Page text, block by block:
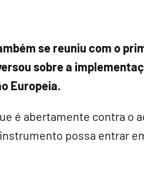
se reuniu com o
sobre a
Europeia.
é abertamente contra o
possa entrar